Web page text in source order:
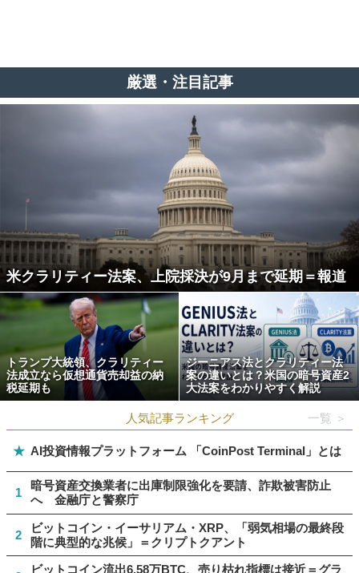
厳選・注目記事
米クラリティー法案、上院採決が9月まで延期＝報道
トランプ大統領、クラリティー
法成立なら仮想通貨売却益の納
税延期も
ジーニアス法とクラリティー法
案の違いとは？米国の暗号資産2
大法案をわかりやすく解説
人気記事ランキング 一覧 ＞
★ AI投資情報プラットフォーム 「CoinPost Terminal」とは
1
暗号資産交換業者に出庫制限強化を要請、詐欺被害防止
へ 金融庁と警察庁
2
ビットコイン・イーサリアム・XRP、「弱気相場の最終段
階に典型的な兆候」＝クリプトクアント
ビットコイン流出6.58万BTC、売り枯れ指標は接近＝グラ